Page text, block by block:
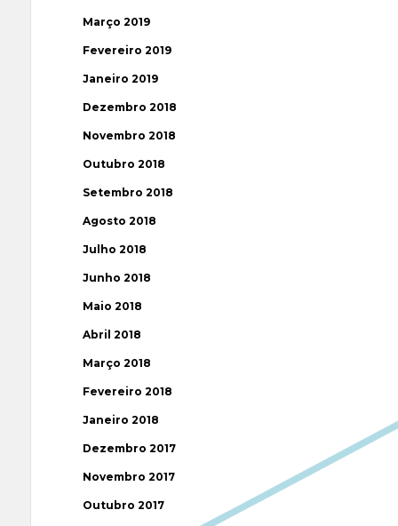
Março 2019
Fevereiro 2019
Janeiro 2019
Dezembro 2018
Novembro 2018
Outubro 2018
Setembro 2018
Agosto 2018
Julho 2018
Junho 2018
Maio 2018
Abril 2018
Março 2018
Fevereiro 2018
Janeiro 2018
Dezembro 2017
Novembro 2017
Outubro 2017